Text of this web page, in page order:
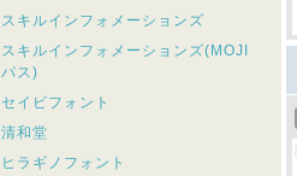
スキルインフォメーションズ
スキルインフォメーションズ(MOJI
パス)
セイビフォント
清和堂
ヒラギノフォント